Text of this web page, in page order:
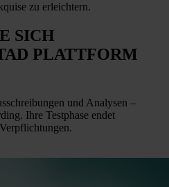
zu erleichtern.
SICH
PLATTFORM
und Analysen –
Ihre Testphase endet